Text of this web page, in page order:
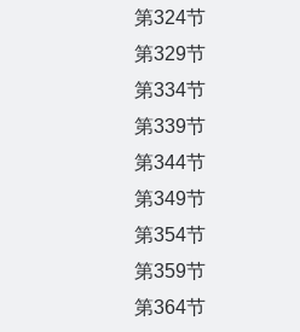
第324节
第329节
第334节
第339节
第344节
第349节
第354节
第359节
第364节